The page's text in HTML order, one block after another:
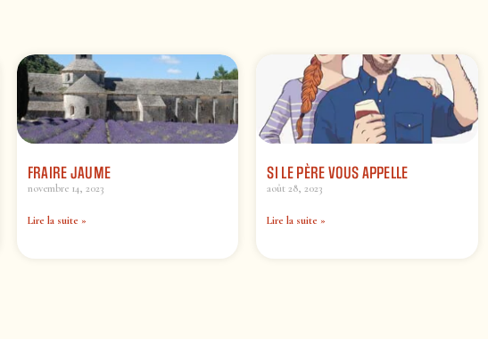
FRAIRE JAUME
novembre 14, 2023
Lire la suite »
SI LE PÈRE VOUS APPELLE
août 28, 2023
Lire la suite »